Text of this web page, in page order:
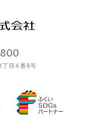
目4番8号